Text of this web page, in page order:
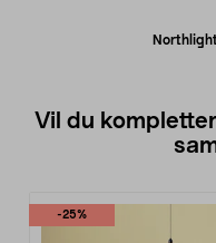
Northlight
Vil du
-25%